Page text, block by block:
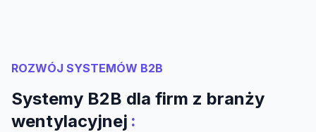
ROZWÓJ SYSTEMÓW B2B
Systemy B2B dla firm z branży
wentylacyjnej :